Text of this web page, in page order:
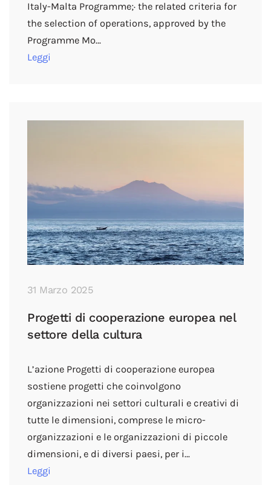
Italy-Malta Programme;· the related criteria for
the selection of operations, approved by the
Programme Mo…
Leggi
31 Marzo 2025
Progetti di cooperazione europea nel
settore della cultura
L’azione Progetti di cooperazione europea
sostiene progetti che coinvolgono
organizzazioni nei settori culturali e creativi di
tutte le dimensioni, comprese le micro-
organizzazioni e le organizzazioni di piccole
dimensioni, e di diversi paesi, per i…
Leggi